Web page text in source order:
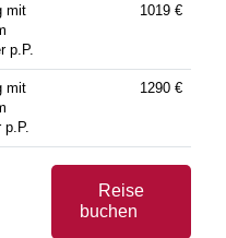
mit
p.P.
1019 €
mit
1290 €
Reise
buchen